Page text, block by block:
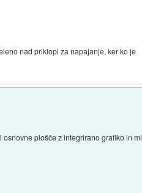
nad priklopi za napajanje, ker ko je
plošče z integrirano grafiko in mi